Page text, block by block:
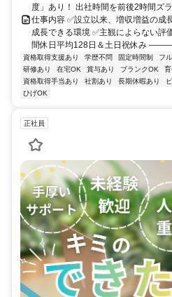
度」あり！ 出社時間を前後2時間ズ
仕事内容 ✅設立以来、増収増益の成
成長できる環境 ✅主観によらない評
間休日平均128日＆土日祝休
資格取得支援あり 学歴不問 固定時間制 フ
研修あり
在宅OK 賞与あり ブランクOK 育
資格取得手当あり
社割あり 長期休暇あり
ひげOK
正社員